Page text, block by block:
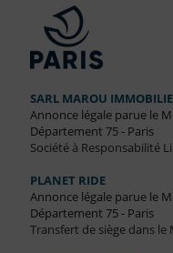
SARL MAROU
Annonce légale parue le
Département 75 - Paris
Société à Responsabilité
PLANET RIDE
Annonce légale parue le
Département 75 - Paris
Transfert de siège dans